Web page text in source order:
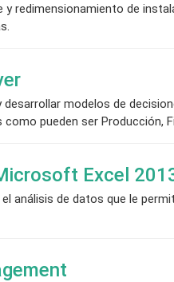
redimensionamiento de
modelos de
pueden ser Producción,
Excel
análisis de datos que le